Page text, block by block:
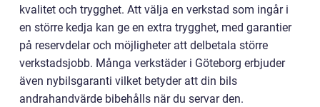
kvalitet och trygghet. Att välja en verkstad som ingår i
en större kedja kan ge en extra trygghet, med garantier
på reservdelar och möjligheter att delbetala större
verkstadsjobb. Många verkstäder i Göteborg erbjuder
även nybilsgaranti vilket betyder att din bils
andrahandvärde bibehålls när du servar den.